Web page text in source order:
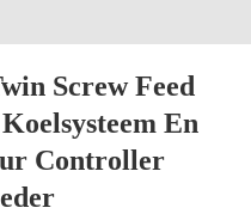
Screw Feed
En
Controller